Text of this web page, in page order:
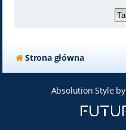
Strona główna
Absolution Style by